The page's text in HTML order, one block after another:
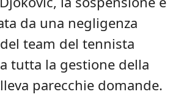
da una negligenza
team del tennista
tutta la gestione della
parecchie domande.